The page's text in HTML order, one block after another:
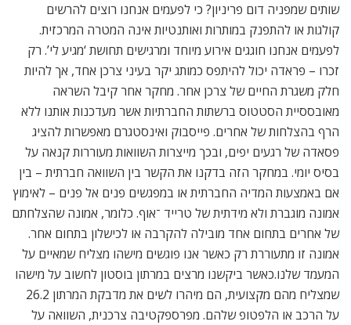
שותים שמפניה דום פריניון? כי לפעמים אנחנו רוצים להרשים
קולגות או להתפנק במותרות ואותנטיות אינה המטרה המרכזית.
לפעמים אנחנו חוגגים אירוע מיוחד ומרגישים תחושת ‘מגיע לי’. רק
זכרו – פראדה יכול להיתפס כמותג יקר בעיני צרכן אחד, אך להיות
חלק משגרת החיים של צרכן אחר. מחקר אחר קיבל השראה
מאובססיית הסטטוס ברשתות החברתיות אשר מעדכנות אותנו ללא
הרף בהצלחות של אחרים. פייסבוק ואינסטגרם מאפשרות להציג
פסאדה של רגעים יפים, ובכך מייצרות השוואות מעוררות קנאה על
בסיס יומי. במחקר הזה בדקנו את הקשר בין השוואה חברתית – בין
אם באמצעות המדיה החברתית או במפגשים פנים אל פנים – לאימוץ
אמונה מוגברת ולא מידתית של טרייד ־אוף. כלומר, אמונה שהצלחתם
של אחרים בתחום אחד מובילה להקרבה או לכישלון בתחום אחר.
אמונה זו מתעוררת רק כאשר אנו פוגשים מישהו מצליח שמאיים על
המעמד שלנו.כאשר ביקשנו מרצים במרתון בוסטון לחשוב על מישהו
שמצליח מהם מקצועית, הם מיהרו לשים את מדבקת המרתון 26.2
על הרכב או הלפטופ שלהם. מפרספקטיבה צרכנית, השוואה על